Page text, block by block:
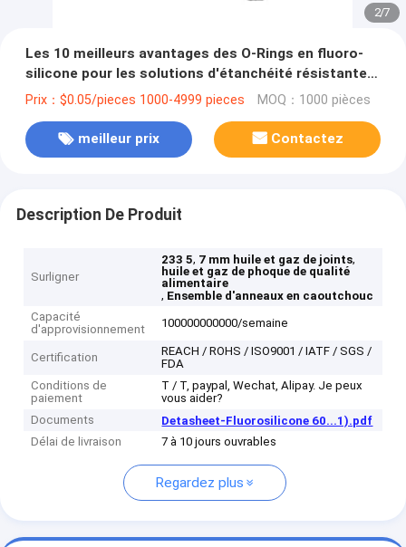
2/7
Les 10 meilleurs avantages des O-Rings en fluoro-
silicone pour les solutions d'étanchéité résistantes
aux températures élevées et à l'huile
Prix：$0.05/pieces 1000-4999 pieces MOQ：1000 pièces
meilleur prix Contactez
Description De Produit
Surligner
233 5, 7 mm huile et gaz de joints,
huile et gaz de phoque de qualité
alimentaire
, Ensemble d'anneaux en caoutchouc
Capacité
d'approvisionnement
100000000000/semaine
Certification
REACH / ROHS / ISO9001 / IATF / SGS /
FDA
Conditions de
paiement
T / T, paypal, Wechat, Alipay. Je peux
vous aider?
Documents
Detasheet-Fluorosilicone 60...1).pdf
Délai de livraison
7 à 10 jours ouvrables
Regardez plus